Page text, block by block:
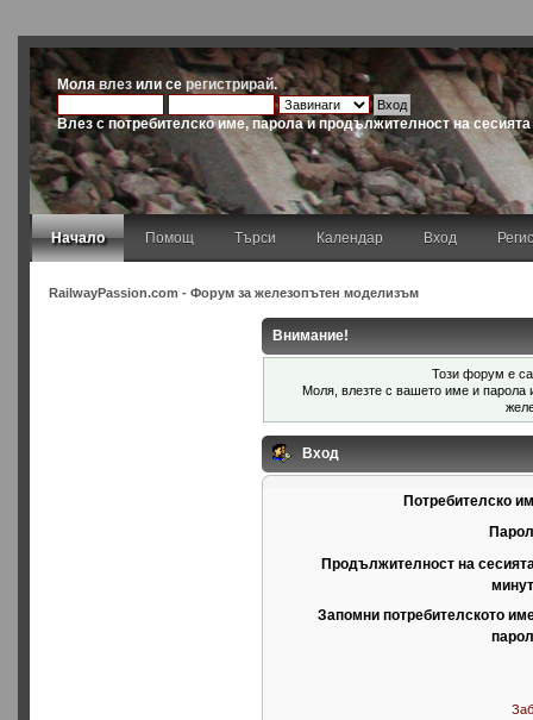
Молявлез или серегистрирай.
Влез с потребителско име, парола и продължителност на сесията
Начало Помощ Търси Календар Вход
RailwayPassion.com - Форум за железопътен моделизъм
Внимание!
Този форум е
Моля, влезте с вашето име и парола
Вход
Потребителско
Продължителност на
Запомни потребителското